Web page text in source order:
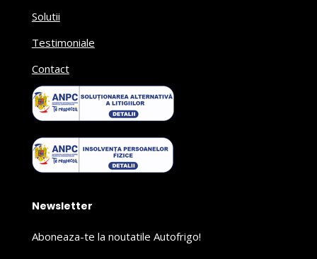
Solutii
Testimoniale
Contact
Newsletter
Aboneaza-te la noutatile Autofrigo!